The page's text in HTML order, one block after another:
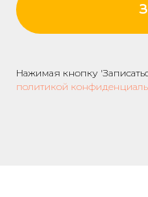
Нажимая кнопку
политикой